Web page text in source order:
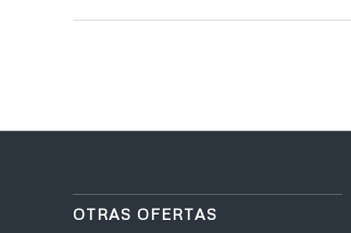
OTRAS OFERTAS